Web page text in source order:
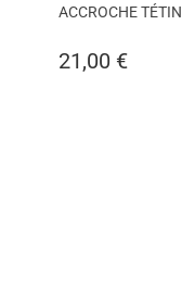
ACCROCHE
21,00 €